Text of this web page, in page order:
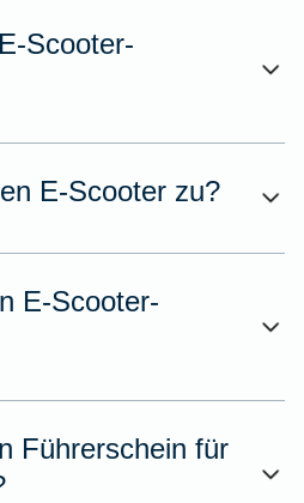
Scooter-
E-Scooter zu?
E-Scooter-
Führerschein für